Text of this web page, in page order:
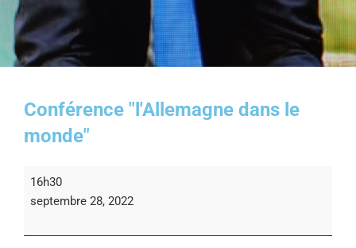
Conférence "l'Allemagne dans le
monde"
16h30
septembre 28, 2022